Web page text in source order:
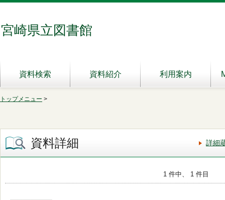
宮崎県立図書館
資料検索 資料紹介 利用案内
トップメニュー >
資料詳細 詳細
1 件中、 1 件目